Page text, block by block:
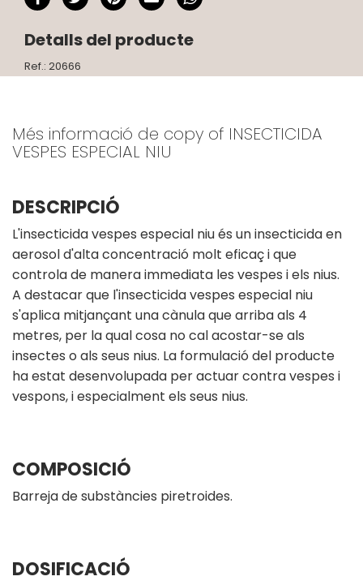
Detalls del producte
Ref.: 20666
Més informació de copy of INSECTICIDA
VESPES ESPECIAL NIU
DESCRIPCIÓ
L'insecticida vespes especial niu és un insecticida en
aerosol d'alta concentració molt eficaç i que
controla de manera immediata les vespes i els nius.
A destacar que l'insecticida vespes especial niu
s'aplica mitjançant una cànula que arriba als 4
metres, per la qual cosa no cal acostar-se als
insectes o als seus nius. La formulació del producte
ha estat desenvolupada per actuar contra vespes i
vespons, i especialment els seus nius.
COMPOSICIÓ
Barreja de substàncies piretroides.
DOSIFICACIÓ